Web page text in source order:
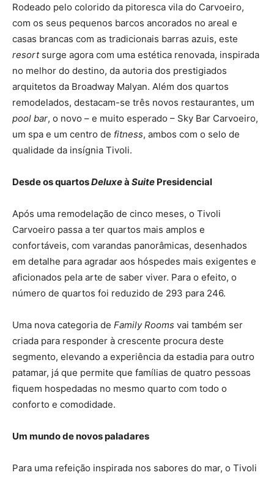
Rodeado pelo colorido da pitoresca vila do Carvoeiro,
com os seus pequenos barcos ancorados no areal e
casas brancas com as tradicionais barras azuis, este
resortsurge agora com uma estética renovada, inspirada
no melhor do destino, da autoria dos prestigiados
arquitetos da Broadway Malyan. Além dos quartos
remodelados, destacam-se três novos restaurantes, um
pool bar, o novo – e muito esperado – Sky Bar Carvoeiro,
um spa e um centro de fitness, ambos com o selo de
qualidade da insígnia Tivoli.
Desde os quartosDeluxeà Suite Presidencial
Após uma remodelação de cinco meses, o Tivoli
Carvoeiro passa a ter quartos mais amplos e
confortáveis, com varandas panorâmicas, desenhados
em detalhe para agradar aos hóspedes mais exigentes e
aficionados pela arte de saber viver. Para o efeito, o
número de quartos foi reduzido de 293 para 246.
Uma nova categoria de Family Rooms vai também ser
criada para responder à crescente procura deste
segmento, elevando a experiência da estadia para outro
patamar, já que permite que famílias de quatro pessoas
fiquem hospedadas no mesmo quarto com todo o
conforto e comodidade.
Um mundo de novos paladares
Para uma refeição inspirada nos sabores do mar, o Tivoli